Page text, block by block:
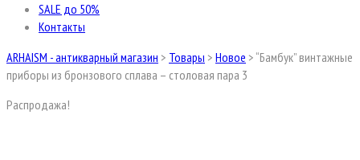
SALE до 50%
Контакты
ARHAISM - антикварный магазин > Товары > Новое > “Бамбук” винтажные
приборы из бронзового сплава – столовая пара 3
Распродажа!